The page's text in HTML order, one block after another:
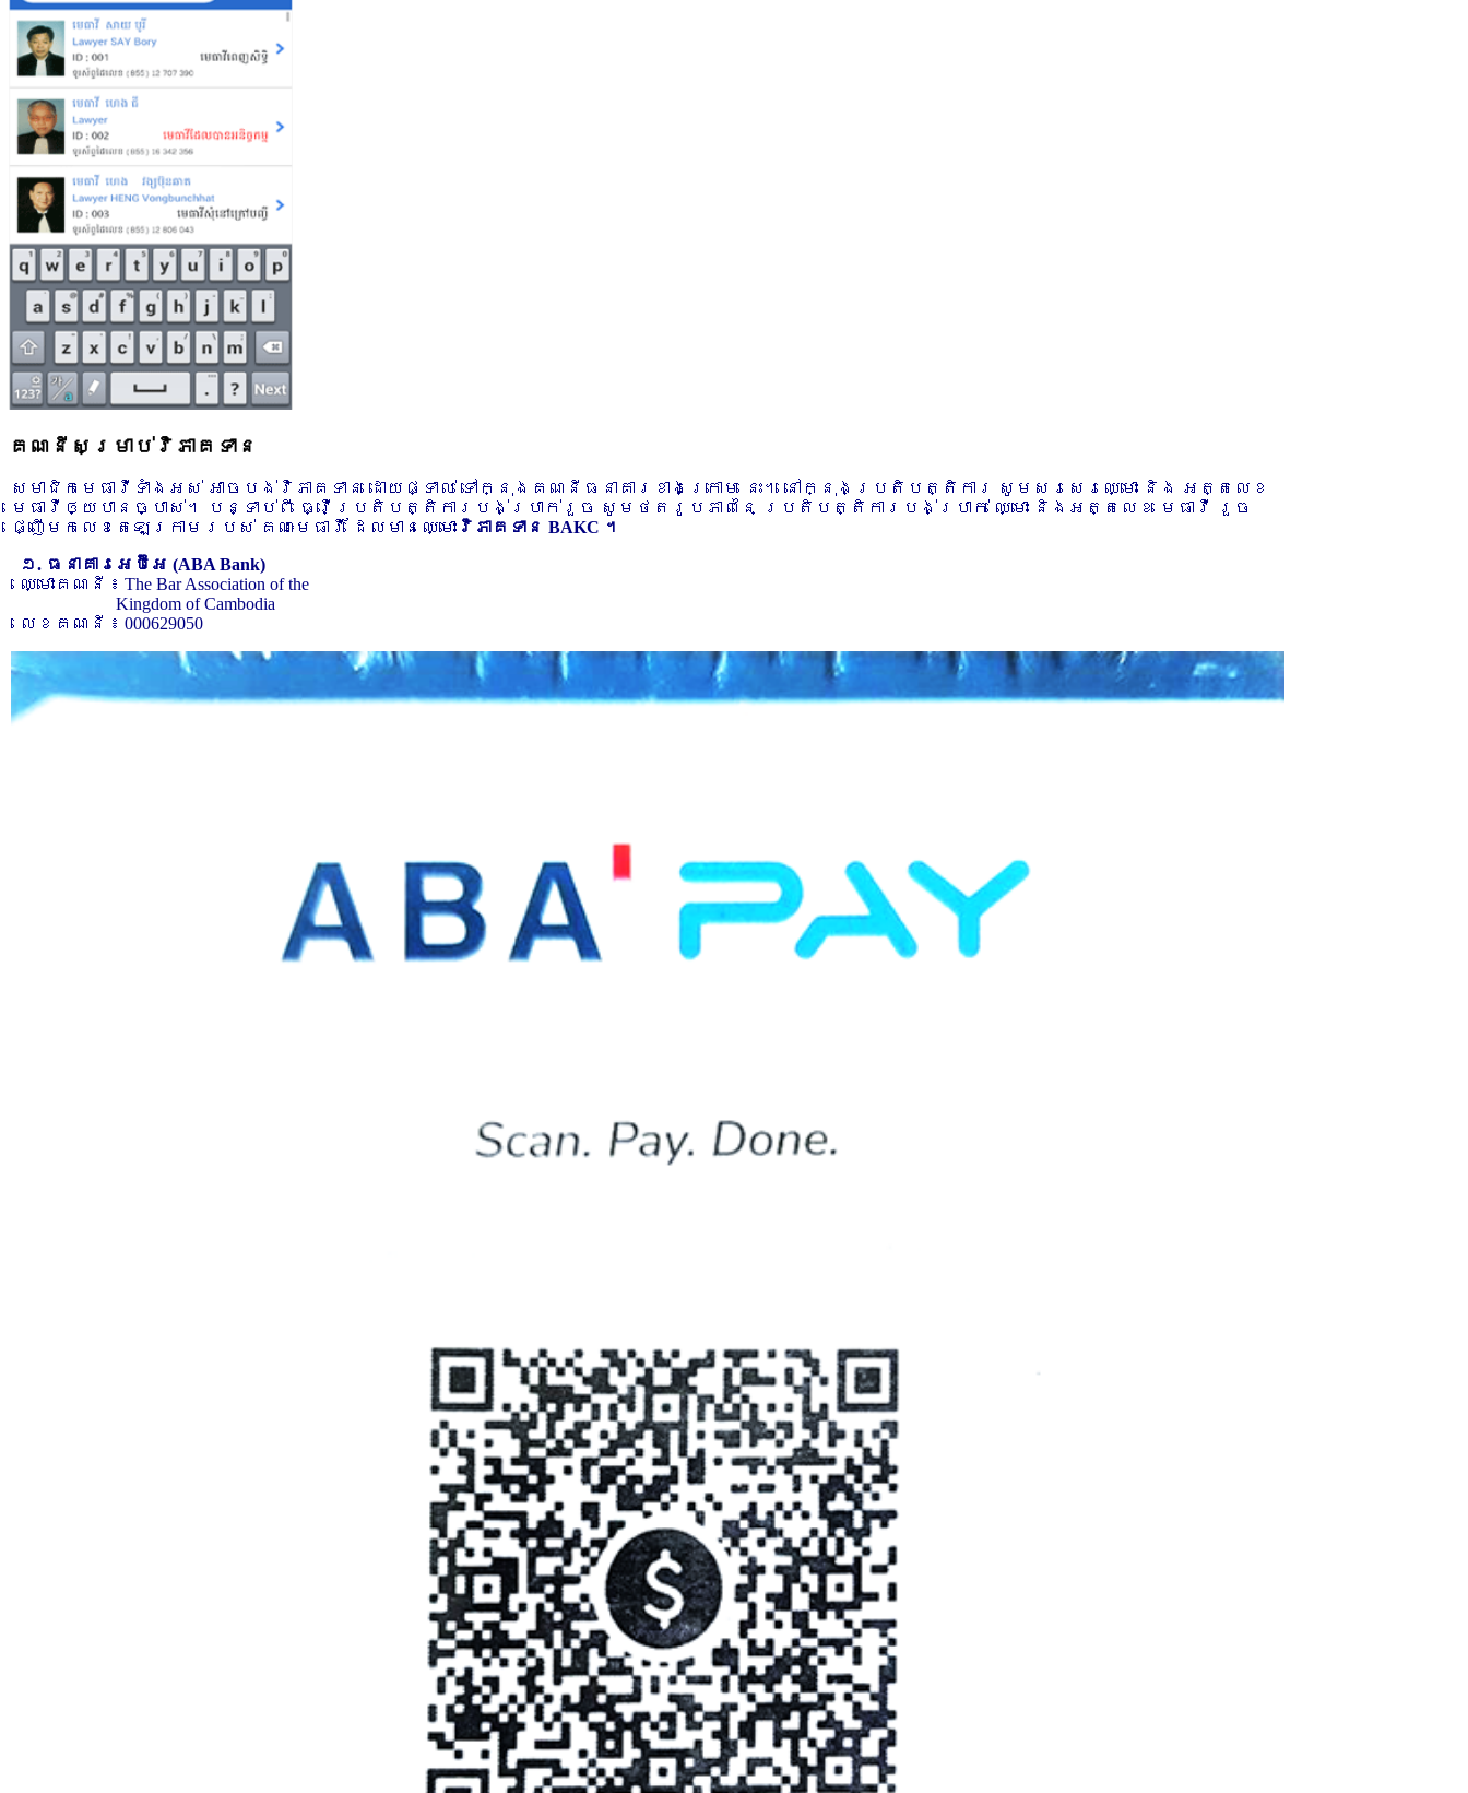
គណនីសម្រាប់វិភាគទាន
សមាជិកមេធាវីទាំងអស់ អាចបង់វិភាគទាន ដោយផ្ទាល់ ទៅក្នុងគណនីធនាគារខាងក្រោម នេះ។ នៅក្នុងប្រតិបត្តិការ សូមសរសេរឈ្មោះ និង អត្តលេខ
មេធាវីឲ្យបានច្បាស់។ បន្ទាប់ពី ធ្វើប្រតិបត្តិការបង់ប្រាក់រួច សូមថតរូបភាពនៃ ប្រតិបត្តិការបង់ប្រាក់ ឈ្មោះ និងអត្តលេខ មេធាវី រួច
ផ្ញើមកលេខតេឡេក្រាមរបស់ គណៈមេធាវី ដែលមានឈ្មោះ វិភាគទាន BAKC ។
១. ធនាគារអេប៊ីអេ (ABA Bank)
ឈ្មោះគណនី ៖ The Bar Association of the
Kingdom of Cambodia
លេខគណនី ៖ 000629050